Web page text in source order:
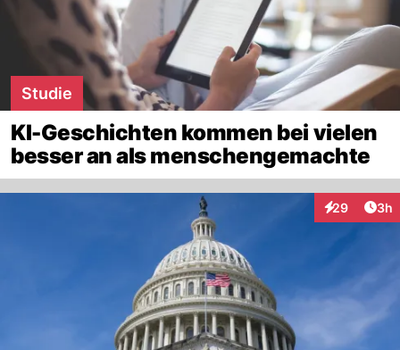
Studie
KI-Geschichten kommen bei vielen
besser an als menschengemachte
29
Interaktionen
3h